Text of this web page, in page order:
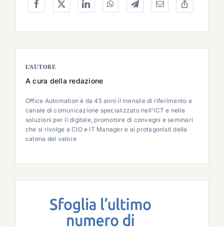
L’AUTORE
A cura della redazione
Office Automation è da 45 anni il mensile di riferimento e
canale di comunicazione specializzato nell'ICT e nelle
soluzioni per il digitale, promotore di convegni e seminari
che si rivolge a CIO e IT Manager e ai protagonisti della
catena del valore